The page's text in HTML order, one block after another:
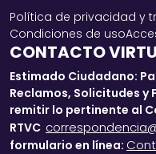
Política de privacidad y
Condiciones de uso
CONTACTO
Estimado Ciudadano:
Reclamos, Solicitudes y
remitir lo pertinente al
RTVC
formulario en línea: